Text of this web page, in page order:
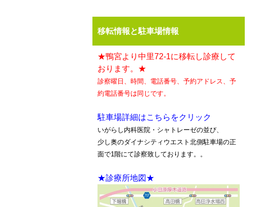
移転情報と駐車場情報
★鴨宮より中里72-1に移転し診療して
おります。★
診察曜日、時間、電話番号、予約アドレス、予
約電話番号は同じです。
駐車場詳細はこちらをクリック
いがらし内科医院・シャトレーゼの並び、
少し奥のダイナシティウエスト北側駐車場の正
面で1階にて診察致しております。。
★診療所地図★